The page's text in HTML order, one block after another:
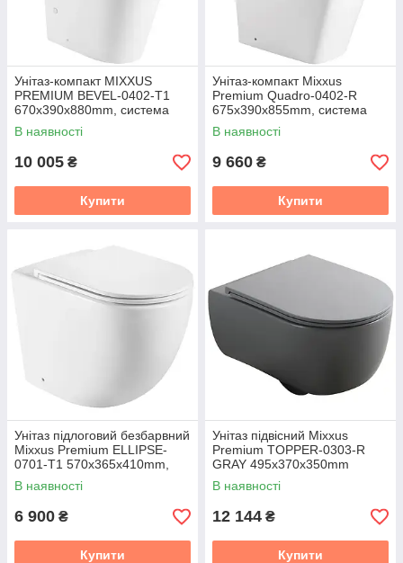
Унітаз-компакт MIXXUS
PREMIUM BEVEL-0402-T1
670х390х880mm, система
змивання TORNADO 1.0
(MP6596)
В наявності
10 005 ₴
Купити
Унітаз-компакт Mixxus
Premium Quadro-0402-R
675x390x855mm, система
змиву RIMLESS (MP6458)
В наявності
9 660 ₴
Купити
Унітаз підлоговий безбарвний
Mixxus Premium ELLIPSE-
0701-T1 570х365х410mm,
система змивання TORNADO
1.0 (MP6593)
В наявності
6 900 ₴
Купити
Унітаз підвісний Mixxus
Premium TOPPER-0303-R
GRAY 495x370x350mm
система змиву RIMLESS
(MP6657)
В наявності
12 144 ₴
Купити